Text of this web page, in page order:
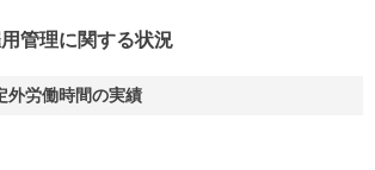
管理に関する状況
外労働時間の実績